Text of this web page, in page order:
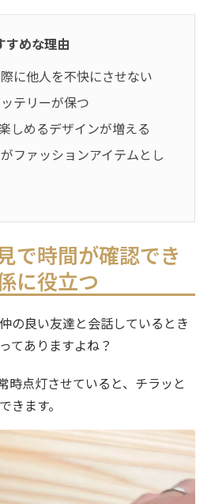
すめな理由
に他人を不快にさせない
テリーが保つ
しめるデザインが増える
ファッションアイテムとし
で時間が確認でき
に役立つ
の良い友達と会話しているとき
てありますよね？
時点灯させていると、チラッと
きます。